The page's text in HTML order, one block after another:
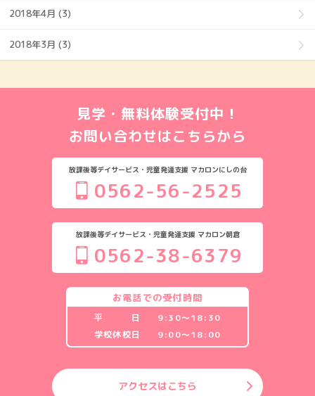
2018年4月 (3)
2018年3月 (3)
見学・無料体験受付中！
お問い合わせはこちらから
放課後等デイサービス・児童発達支援 マカロンにしの台
0562-56-2525
放課後等デイサービス・児童発達支援 マカロン朝倉
0562-38-6379
お電話での受付時間
平 日
9:30〜18:30
学校休校日
9:00〜18:00
アクセスはこちら